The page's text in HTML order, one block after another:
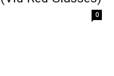
0